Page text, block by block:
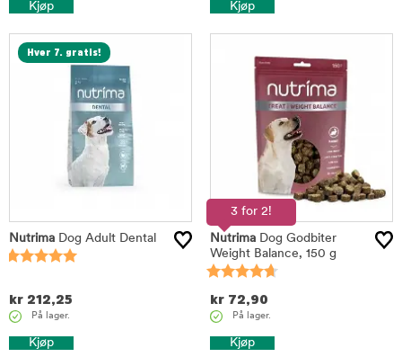
Kjøp Kjøp
Hver 7. gratis!
Nutrima Dog Adult Dental
kr 212,25
På lager.
Kjøp
3 for 2!
Nutrima Dog Godbiter
Weight Balance, 150 g
kr 72,90
På lager.
Kjøp